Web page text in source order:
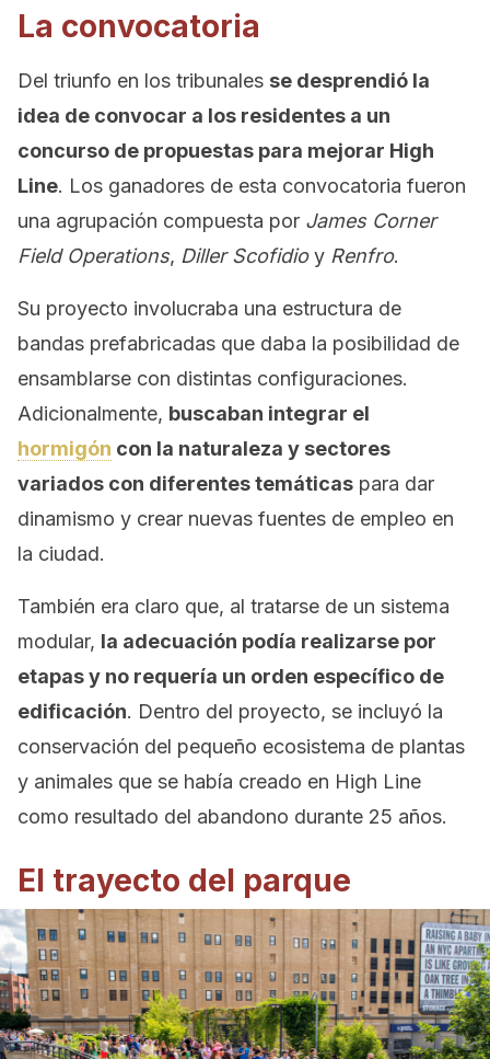
La convocatoria
Del triunfo en los tribunales se desprendió la
idea de convocar a los residentes a un
concurso de propuestas para mejorar High
Line. Los ganadores de esta convocatoria fueron
una agrupación compuesta por James Corner
Field Operations, Diller Scofidioy Renfro.
Su proyecto involucraba una estructura de
bandas prefabricadas que daba la posibilidad de
ensamblarse con distintas configuraciones.
Adicionalmente, buscaban integrar el
hormigón con la naturaleza y sectores
variados con diferentes temáticas para dar
dinamismo y crear nuevas fuentes de empleo en
la ciudad.
También era claro que, al tratarse de un sistema
modular, la adecuación podía realizarse por
etapas y no requería un orden específico de
edificación. Dentro del proyecto, se incluyó la
conservación del pequeño ecosistema de plantas
y animales que se había creado en High Line
como resultado del abandono durante 25 años.
El trayecto del parque